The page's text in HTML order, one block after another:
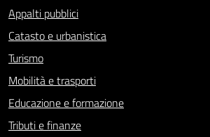
Appalti pubblici
Catasto e urbanistica
Turismo
Mobilità e trasporti
Educazione e formazione
Tributi e finanze